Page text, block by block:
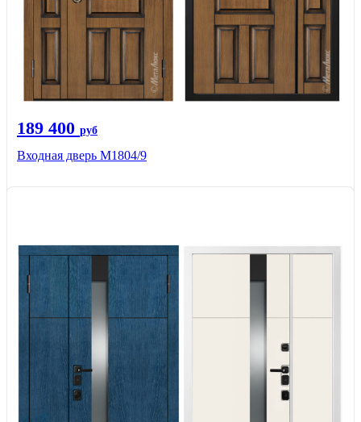
189 400 руб
Входная дверь М1804/9